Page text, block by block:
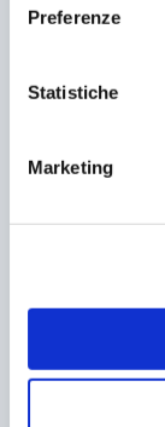
Preferenze
Statistiche
Marketing